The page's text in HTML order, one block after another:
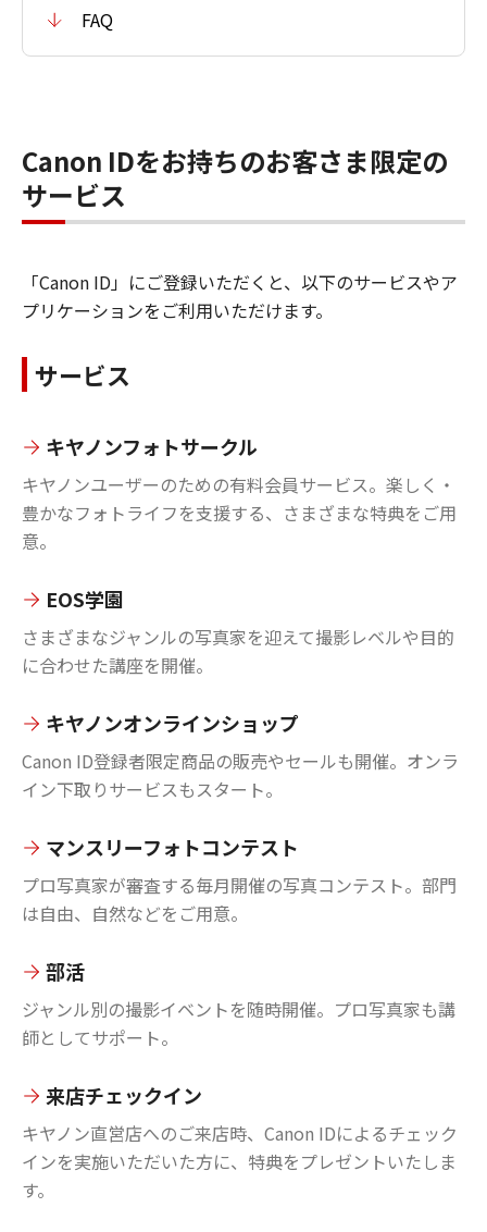
FAQ
Canon IDをお持ちのお客さま限定の
サービス
「Canon ID」にご登録いただくと、以下のサービスやア
プリケーションをご利用いただけます。
サービス
キヤノンフォトサークル
キヤノンユーザーのための有料会員サービス。楽しく・
豊かなフォトライフを支援する、さまざまな特典をご用
意。
EOS学園
さまざまなジャンルの写真家を迎えて撮影レベルや目的
に合わせた講座を開催。
キヤノンオンラインショップ
Canon ID登録者限定商品の販売やセールも開催。オンラ
イン下取りサービスもスタート。
マンスリーフォトコンテスト
プロ写真家が審査する毎月開催の写真コンテスト。部門
は自由、自然などをご用意。
部活
ジャンル別の撮影イベントを随時開催。プロ写真家も講
師としてサポート。
来店チェックイン
キヤノン直営店へのご来店時、Canon IDによるチェック
インを実施いただいた方に、特典をプレゼントいたしま
す。